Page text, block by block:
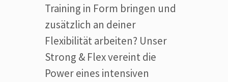
Training in Form bringen und
zusätzlich an deiner
Flexibilität arbeiten? Unser
Strong & Flex vereint die
Power eines intensiven